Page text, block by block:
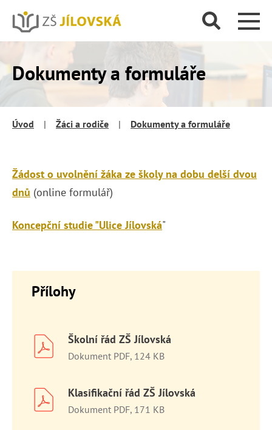
Dokumenty a formuláře
Úvod | Žáci a rodiče | Dokumenty a formuláře
Žádost o uvolnění žáka ze školy na dobu delší dvou
dnů (online formulář)
Koncepční studie "Ulice Jílovská"
Přílohy
Školní řád ZŠ Jílovská
Dokument PDF, 124 KB
Klasifikační řád ZŠ Jílovská
Dokument PDF, 171 KB